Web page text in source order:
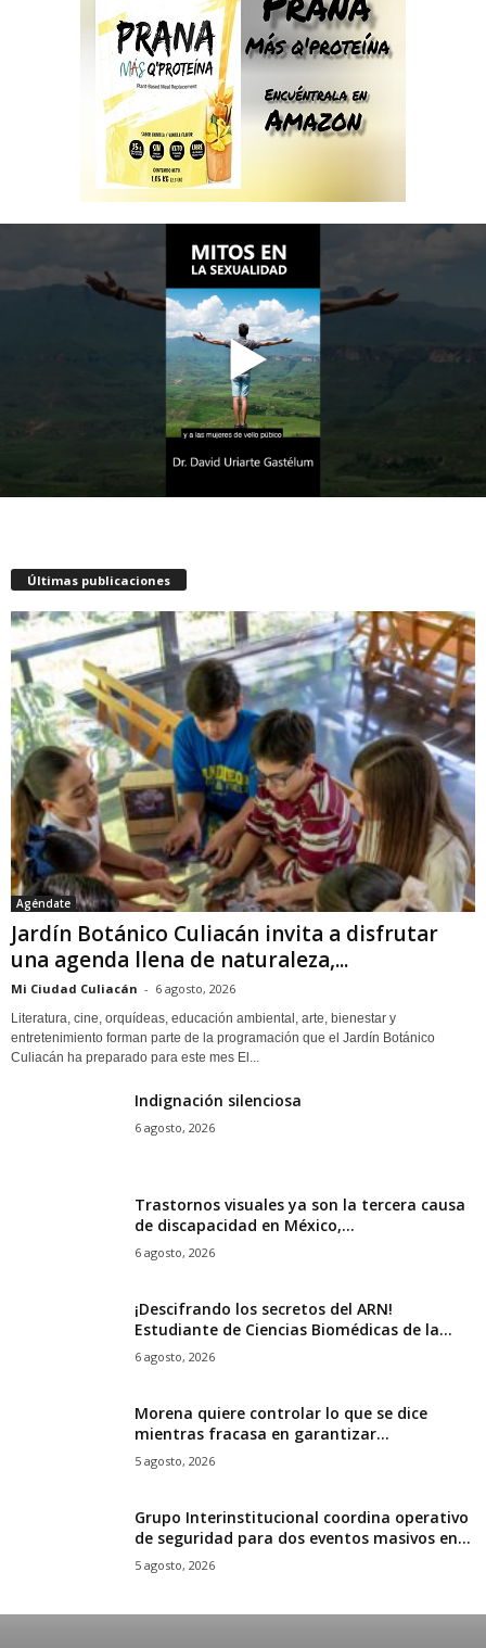
Últimas publicaciones
Agéndate
Jardín Botánico Culiacán invita a disfrutar
una agenda llena de naturaleza,...
Mi Ciudad Culiacán - 6 agosto, 2026
Literatura, cine, orquídeas, educación ambiental, arte, bienestar y
entretenimiento forman parte de la programación que el Jardín Botánico
Culiacán ha preparado para este mes El...
Indignación silenciosa
6 agosto, 2026
Trastornos visuales ya son la tercera causa
de discapacidad en México,...
6 agosto, 2026
¡Descifrando los secretos del ARN!
Estudiante de Ciencias Biomédicas de la...
6 agosto, 2026
Morena quiere controlar lo que se dice
mientras fracasa en garantizar...
5 agosto, 2026
Grupo Interinstitucional coordina operativo
de seguridad para dos eventos masivos en...
5 agosto, 2026